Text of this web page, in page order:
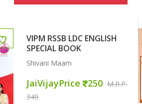
VIPM RSSB LDC ENGLISH
SPECIAL BOOK
Shivani Maam
JaiVijayPrice 250 M.R.P.
349